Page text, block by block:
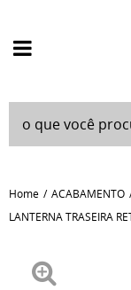
Home
ACABAMENTO
LANTERNA TRASEIRA